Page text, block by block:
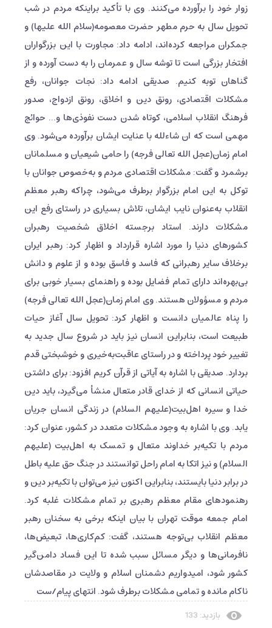
زوار خود را برآورده می‌کنند. وی با تأکید براینکه مردم در شب
تحویل سال به حرم مطهر حضرت معصومه(سلام الله علیها) و
جمکران مراجعه کرده‌اند، ادامه داد: مجاورت با این بزرگواران
افتخار بزرگی است تا توشه سال و عمرمان را به دست آورده و از
گناهان توبه کنیم. صدیقی ادامه داد: نجات جوانان، رفع
مشکلات اقتصادی، رونق دین و اخلاق، رونق ازدواج، صدور
فرهنگ انقلاب اسلامی، کوتاه شدن دست نفوذی‌ها و... حوائج
مهمی است که ان شاءلله با عنایت ایشان برآورده می‌شود. وی
امام زمان(عجل الله تعالی فرجه) را حامی شیعیان و مسلمانان
برشمرد و گفت: مشکلات اقتصادی مردم و به‌خصوص جوانان با
توکل به این امام بزرگوار برطرف می‌شود، چراکه رهبر معظم
انقلاب به‌عنوان نایب ایشان، تلاش بسیاری در راستای رفع این
مشکلات دارند. استاد برجسته اخلاق شخصیت رهبران
کشورهای دنیا را مورد اشاره قرارداد و اظهار کرد: رهبر ایران
برخلاف سایر رهبرانی که فاسد و فاسق بوده و از علوم و دانش
بی‌بهره‌اند دارای تمام فضایل بوده و راهنمای بسیار خوبی برای
مردم و مسؤولان هستند. وی امام زمان(عجل الله تعالی فرجه)
را پناه عالمیان دانست و اظهار کرد: تحویل سال آغاز حیات
طبیعت است، بنابراین انسان نیز باید در شروع سال جدید به
تغییر خود پرداخته و در راستای عاقبت‌به‌خیری و خوشبختی قدم
بردارد. صدیقی با اشاره به آیاتی از قرآن کریم افزود: برای داشتن
حیاتی انسانی که از خدای قادر متعال منشأ می‌گیرد، باید دین
خدا و سیره اهل‌بیت(علیهم السلام) در زندگی انسان جریان
یابد. وی با اشاره به وجود مشکلات متعدد در کشور، عنوان کرد:
مردم با تکیه‌بر خداوند متعال و تمسک به اهل‌بیت (علیهم
السلام) و نیز اتکا به امام راحل توانستند در جنگ حق علیه باطل
در برابر دنیا بایستند، بنابراین اکنون نیز می‌توان با تکیه‌بر دین و
رهنمودهای مقام معظم رهبری بر تمام مشکلات غلبه کرد.
امام ‌جمعه موقت تهران با بیان اینکه برخی به سخنان رهبر
معظم انقلاب بی‌توجه‌ هستند، گفت: کم‌کاری‌ها، تبعیض‌ها،
نافرمانی‌ها و دیگر مسائل سبب شده تا این فساد دامن‌گیر
کشور شود، امیدواریم دشمنان اسلام و ولایت در مقاصدشان
ناکام مانده و تمامی مشکلات برطرف شود. انتهای پیام/ست
بازدید: 133